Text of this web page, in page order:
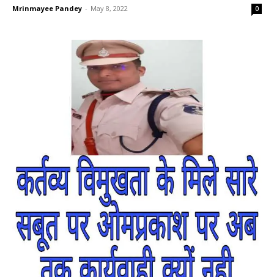
Mrinmayee Pandey - May 8, 2022 0